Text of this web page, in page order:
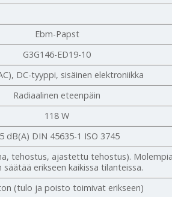
Ebm-Papst
G3G146-ED19-10
DC-tyyppi, sisäinen elektroniikka
Radiaalinen eteenpäin
118 W
dB(A) DIN 45635-1 ISO 3745
tehostus, ajastettu tehostus).
säätää erikseen kaikissa tilanteissa.
(tulo ja poisto toimivat erikseen)